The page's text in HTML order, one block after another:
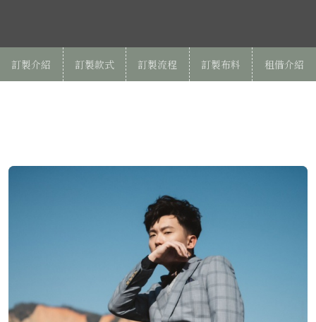
訂製介紹 訂製款式 訂製流程 訂製布料 租借介紹